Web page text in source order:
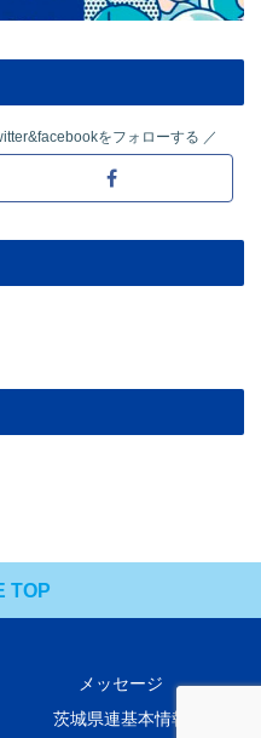
をフォローする
TOP
メッセージ
茨城県連基本情報